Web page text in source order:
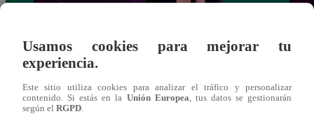
Traicionada, Martes 10 de diciembre –
capítulo 88 completo (en línea y español)
Usamos cookies para mejorar tu
experiencia.
Este sitio utiliza cookies para analizar el tráfico y personalizar
contenido. Si estás en la Unión Europea , tus datos se gestionarán
según el RGPD